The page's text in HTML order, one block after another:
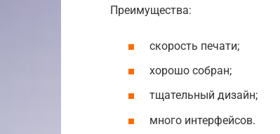
Преимущества:
скорость печати;
хорошо собран;
тщательный дизайн;
много интерфейсов.